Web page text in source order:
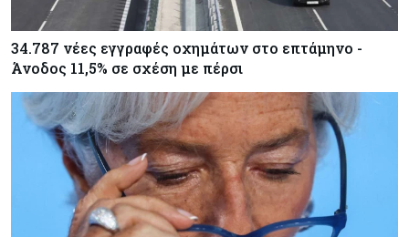
34.787 νέες εγγραφές οχημάτων στο επτάμηνο -
Άνοδος 11,5% σε σχέση με πέρσι